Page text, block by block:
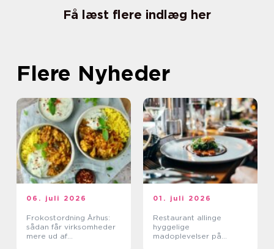
Få læst flere indlæg her
Flere Nyheder
06. juli 2026
Frokostordning Århus:
sådan får virksomheder
mere ud af
01. juli 2026
Restaurant allinge
hyggelige
madoplevelser på